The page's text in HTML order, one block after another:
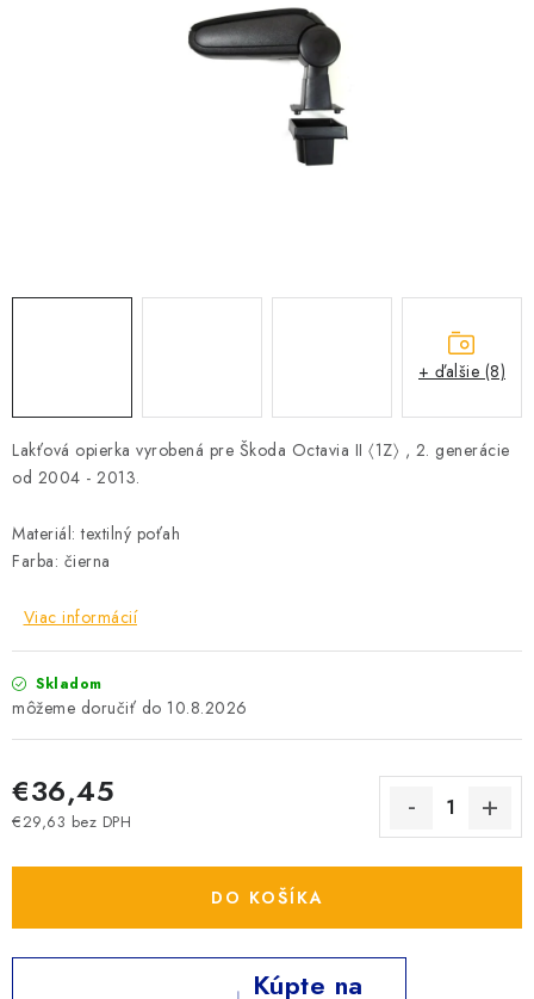
Licenčné zmluvy k fotografiám
Darček k objednávke
Lakťová opierka vyrobená pre Škoda Octavia II 〈1Z〉 , 2. generácie
od 2004 - 2013.
Materiál: textilný poťah
Farba: čierna
Viac informácií
Skladom
10.8.2026
€36,45
€29,63 bez DPH
DO KOŠÍKA
Kúpte na
+ ďalšie (8)